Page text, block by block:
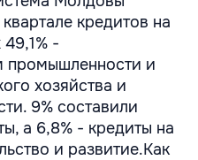
кредитов на
-
промышленности и
хозяйства и
9% составили
а 6,8% - кредиты на
и развитие.Как